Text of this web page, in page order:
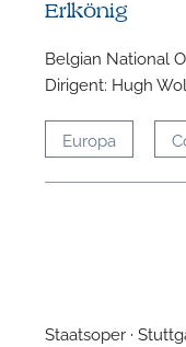
Erlkönig
Belgian National
Dirigent: Hugh
Europa
Staatsoper ·